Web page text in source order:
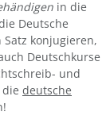
in die
Deutsche
konjugieren,
Deutschkurse
und
deutsche